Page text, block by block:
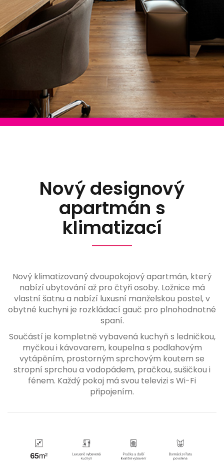
Nový designový
apartmán s
klimatizací
Nový klimatizovaný dvoupokojový apartmán, který
nabízí ubytování až pro čtyři osoby. Ložnice má
vlastní šatnu a nabízí luxusní manželskou postel, v
obytné kuchyni je rozkládací gauč pro plnohodnotné
spaní.
Součástí je kompletně vybavená kuchyň s ledničkou,
myčkou i kávovarem, koupelna s podlahovým
vytápěním, prostorným sprchovým koutem se
stropní sprchou a vodopádem, pračkou, sušičkou i
fénem. Každý pokoj má svou televizi s Wi-Fi
připojením.